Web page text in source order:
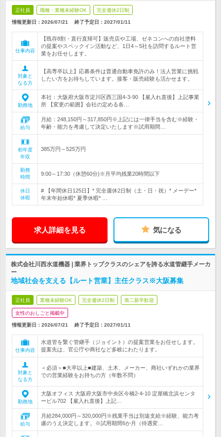
正社員 職種・業種未経験OK 完全週休2日制
情報更新日：2026/07/21 終了予定日： 2027/01/11
仕事内容
【既存8割・直行直帰可】販売店や工場、ゼネコンへの自社塗料
の提案やスペックイン活動など、1日4～5社を訪問するルート営
業をお任せします。
対象と
なる方
【高専卒以上】応募条件は普通自動車免許のみ！法人営業に挑戦
したい方をお待ちしています。接客・販売経験も活かせます。
勤務地
本社：大阪府大阪市淀川区西三国4-3-90 【雇入れ直後】上記事業
所 【変更の範囲】会社の定める各…
給与
月給：248,150円～317,850円※上記には一律手当を含む※経験・
年齢・能力を考慮して決定いたします※試用期間…
初年度
年収
385万円～525万円
勤務
時間
9:00～17:30（休憩60分)※月平均残業20時間以下
休日
休暇
# 【年間休日125日】* 完全週休2日制（土・日・祝）* メーデー*
年末年始休暇* 夏季休暇* …
求人詳細を見る 気になる
株式会社川西水道機器 | 業界トップクラスのシェアを誇る水道管継手メーカ
ー
地域社会を支える【ルート営業】主任クラス※大阪募集
正社員 業種未経験OK 完全週休2日制 第二新卒歓迎
女性のおしごと掲載中
情報更新日：2026/07/21 終了予定日： 2027/01/11
仕事内容
水道管を繋ぐ管継手（ジョイント）の提案営業をお任せします。
提案先は、官公庁や商社など多岐にわたります。
対象と
なる方
＜必須＞■大卒以上■建築、土木、メーカー、商社いずれかの業界
での営業経験をお持ちの方（年数不問）
勤務地
大阪オフィス 大阪府大阪市中央区今橋2-4-10 淀屋橋北浜センタ
ービル702 【雇入れ直後】上記…
給与
月給284,000円～320,000円※残業手当は別途支給※経験、能力考
慮のうえ決定します。※試用期間6か月（待遇変…